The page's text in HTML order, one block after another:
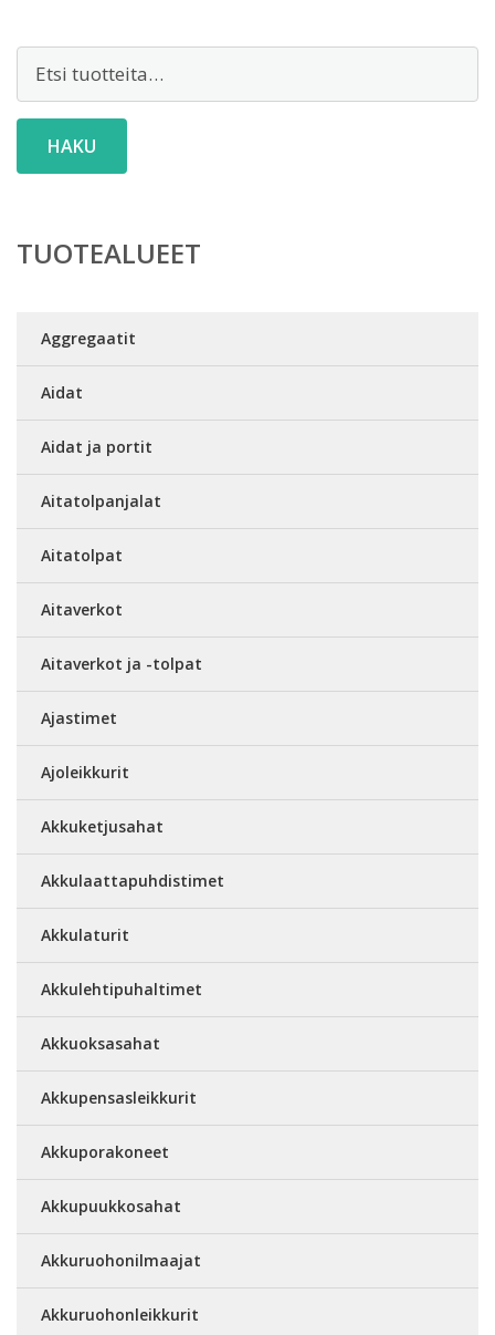
Etsi:
HAKU
TUOTEALUEET
Aggregaatit
Aidat
Aidat ja portit
Aitatolpanjalat
Aitatolpat
Aitaverkot
Aitaverkot ja -tolpat
Ajastimet
Ajoleikkurit
Akkuketjusahat
Akkulaattapuhdistimet
Akkulaturit
Akkulehtipuhaltimet
Akkuoksasahat
Akkupensasleikkurit
Akkuporakoneet
Akkupuukkosahat
Akkuruohonilmaajat
Akkuruohonleikkurit